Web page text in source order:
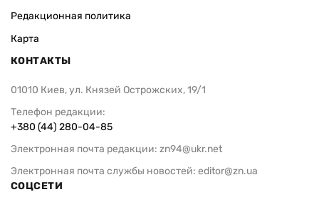
Редакционная политика
Карта
КОНТАКТЫ
01010 Киев, ул. Князей Острожских, 19/1
Телефон редакции:
+380 (44) 280-04-85
Электронная почта редакции: zn94@ukr.net
Электронная почта службы новостей: editor@zn.ua
СОЦСЕТИ